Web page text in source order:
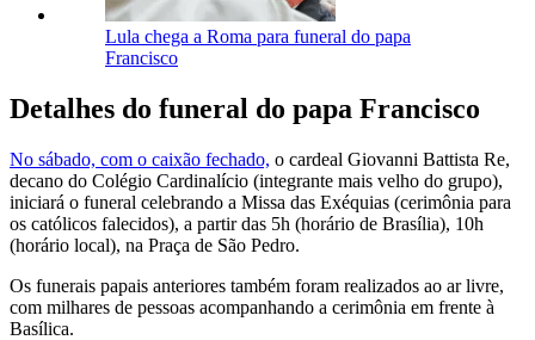
Lula chega a Roma para funeral do papa
Francisco
Detalhes do funeral do papa Francisco
No sábado, com o caixão fechado, o cardeal Giovanni Battista Re,
decano do Colégio Cardinalício (integrante mais velho do grupo),
iniciará o funeral celebrando a Missa das Exéquias (cerimônia para
os católicos falecidos), a partir das 5h (horário de Brasília), 10h
(horário local), na Praça de São Pedro.
Os funerais papais anteriores também foram realizados ao ar livre,
com milhares de pessoas acompanhando a cerimônia em frente à
Basílica.